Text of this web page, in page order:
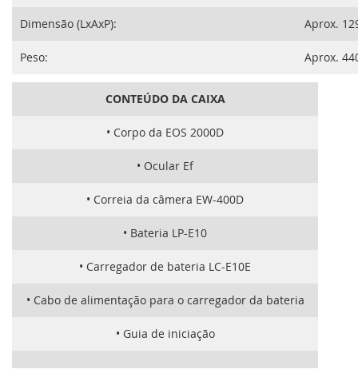
Dimensão (LxAxP): Aprox.
Peso: Aprox.
CONTEÚDO DA CAIXA
• Corpo da EOS 2000D
• Ocular Ef
• Correia da câmera EW-400D
• Bateria LP-E10
• Carregador de bateria LC-E10E
• Cabo de alimentação para o carregador da bateria
• Guia de iniciação